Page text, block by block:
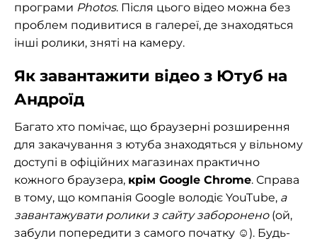
програми Photos. Після цього відео можна без
проблем подивитися в галереї, де знаходяться
інші ролики, зняті на камеру.
Як завантажити відео з Ютуб на
Андроїд
Багато хто помічає, що браузерні розширення
для закачування з ютуба знаходяться у вільному
доступі в офіційних магазинах практично
кожного браузера, крім Google Chrome. Справа
в тому, що компанія Google володіє YouTube, а
завантажувати ролики з сайту заборонено (ой,
забули попередити з самого початку ☺). Будь-